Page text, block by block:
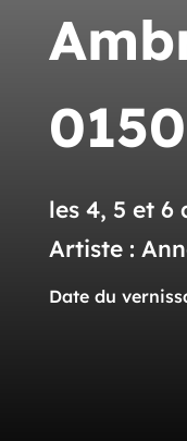
les 4, 5 et 6
Artiste :
Date du